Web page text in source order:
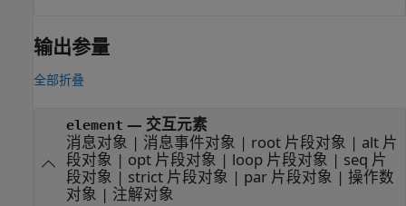
输出参量
全部折叠
element — 交互元素
消息对象 | 消息事件对象 | root 片段对象 | alt 片
段对象 | opt 片段对象 | loop 片段对象 | seq 片
段对象 | strict 片段对象 | par 片段对象 | 操作数
对象 | 注解对象